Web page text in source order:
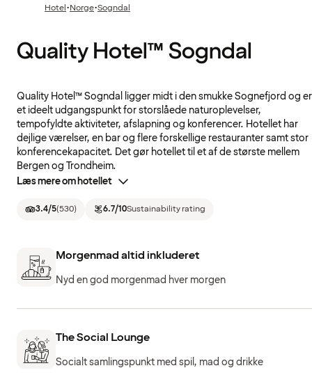
Hotel·Norge·Sogndal
Quality Hotel™ Sogndal
Quality Hotel™ Sogndal ligger midt i den smukke Sognefjord og er
et ideelt udgangspunkt for storslåede naturoplevelser,
tempofyldte aktiviteter, afslapning og konferencer. Hotellet har
dejlige værelser, en bar og flere forskellige restauranter samt stor
konferencekapacitet. Det gør hotellet til et af de største mellem
Bergen og Trondheim.
Læs mere om hotellet
3.4/5(530) 6.7/10Sustainability rating
Morgenmad altid inkluderet
Nyd en god morgenmad hver morgen
The Social Lounge
Socialt samlingspunkt med spil, mad og drikke